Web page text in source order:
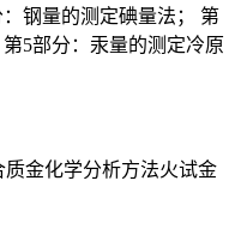
钢量的测定碘量法； 第
5部分：汞量的测定冷原
质金化学分析方法火试金